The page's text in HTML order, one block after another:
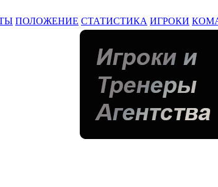
ПОЛОЖЕНИЕ СТАТИСТИКА ИГРОКИ